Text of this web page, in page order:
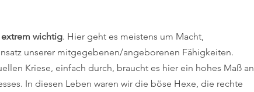
extrem wichtig. Hier geht es meistens um Macht,
unserer mitgegebenen/angeborenen Fähigkeiten.
Kriese, einfach durch, braucht es hier ein hohes Maß an
In diesen Leben waren wir die böse Hexe, die rechte